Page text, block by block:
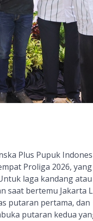
Plus Pupuk
Proliga 2026, yang
laga kandang atau
saat bertemu Jakarta
putaran pertama, dan
putaran kedua